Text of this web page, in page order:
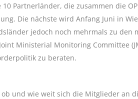
Partnerländer, die zusammen die
Die nächste wird Anfang Juni in
jedoch noch mehrmals zu den
Ministerial Monitoring Committee
zu beraten.
und wie weit sich die Mitglieder an